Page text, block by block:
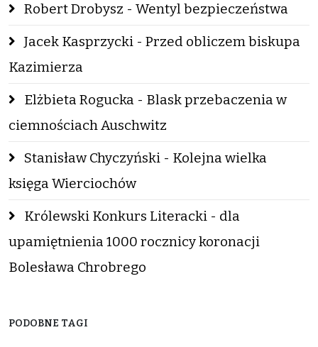
Robert Drobysz - Wentyl bezpieczeństwa
Jacek Kasprzycki - Przed obliczem biskupa
Kazimierza
Elżbieta Rogucka - Blask przebaczenia w
ciemnościach Auschwitz
Stanisław Chyczyński - Kolejna wielka
księga Wierciochów
Królewski Konkurs Literacki - dla
upamiętnienia 1000 rocznicy koronacji
Bolesława Chrobrego
PODOBNE TAGI